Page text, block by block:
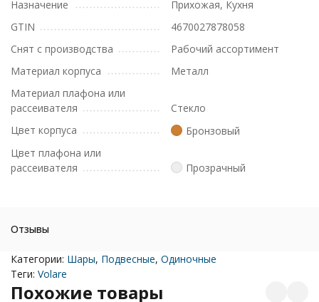
Назначение
Прихожая, Кухня
GTIN
4670027878058
Снят с производства
Рабочий ассортимент
Материал корпуса
Металл
Материал плафона или
рассеивателя
Стекло
Цвет корпуса
Бронзовый
Цвет плафона или
рассеивателя
Прозрачный
Отзывы
Категории: Шары, Подвесные, Одиночные
Теги: Volare
Похожие товары